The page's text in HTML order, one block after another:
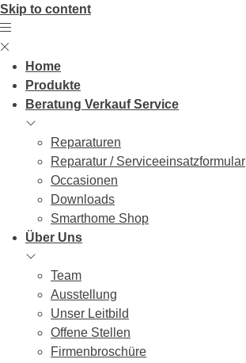
Skip to content
Home
Produkte
Beratung Verkauf Service
Reparaturen
Reparatur / Serviceeinsatzformular
Occasionen
Downloads
Smarthome Shop
Über Uns
Team
Ausstellung
Unser Leitbild
Offene Stellen
Firmenbroschüre